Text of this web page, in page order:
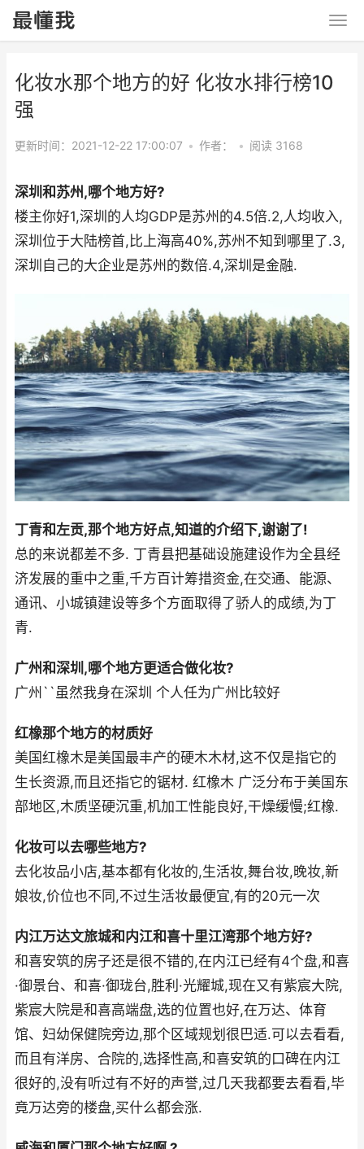
化妆水那个地方的好 化妆水排行榜10
强
更新时间：2021-12-22 17:00:07 • 作者： • 阅读 3168
深圳和苏州,哪个地方好?
楼主你好1,深圳的人均GDP是苏州的4.5倍.2,人均收入,
深圳位于大陆榜首,比上海高40%,苏州不知到哪里了.3,
深圳自己的大企业是苏州的数倍.4,深圳是金融.
丁青和左贡,那个地方好点,知道的介绍下,谢谢了!
总的来说都差不多. 丁青县把基础设施建设作为全县经
济发展的重中之重,千方百计筹措资金,在交通、能源、
通讯、小城镇建设等多个方面取得了骄人的成绩,为丁
青.
广州和深圳,哪个地方更适合做化妆?
广州``虽然我身在深圳 个人任为广州比较好
红橡那个地方的材质好
美国红橡木是美国最丰产的硬木木材,这不仅是指它的
生长资源,而且还指它的锯材. 红橡木 广泛分布于美国东
部地区,木质坚硬沉重,机加工性能良好,干燥缓慢;红橡.
化妆可以去哪些地方?
去化妆品小店,基本都有化妆的,生活妆,舞台妆,晚妆,新
娘妆,价位也不同,不过生活妆最便宜,有的20元一次
内江万达文旅城和内江和喜十里江湾那个地方好?
和喜安筑的房子还是很不错的,在内江已经有4个盘,和喜
·御景台、和喜·御珑台,胜利·光耀城,现在又有紫宸大院,
紫宸大院是和喜高端盘,选的位置也好,在万达、体育
馆、妇幼保健院旁边,那个区域规划很巴适.可以去看看,
而且有洋房、合院的,选择性高,和喜安筑的口碑在内江
很好的,没有听过有不好的声誉,过几天我都要去看看,毕
竟万达旁的楼盘,买什么都会涨.